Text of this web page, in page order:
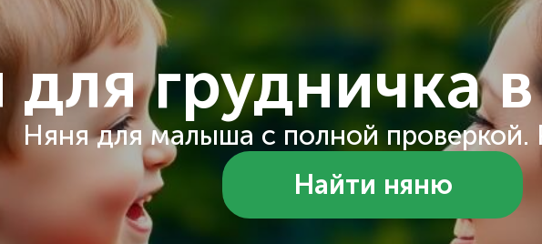
грудничка
Няня для малыша с полной
Найти няню